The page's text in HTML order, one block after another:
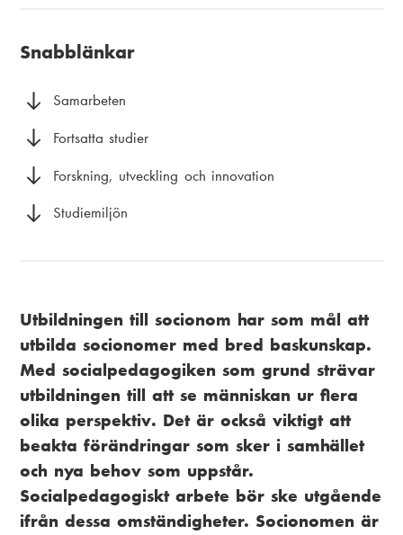
e
n
u
s
d
m
e
y
Snabblänkar
Samarbeten
Fortsatta studier
Forskning, utveckling och innovation
Studiemiljön
Utbildningen till socionom har som mål att
utbilda socionomer med bred baskunskap.
Med socialpedagogiken som grund strävar
utbildningen till att se människan ur flera
olika perspektiv. Det är också viktigt att
beakta förändringar som sker i samhället
och nya behov som uppstår.
Socialpedagogiskt arbete bör ske utgående
ifrån dessa omständigheter. Socionomen är